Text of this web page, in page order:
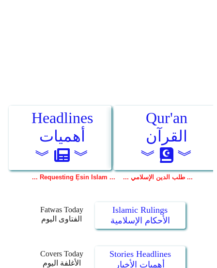
Fatwas Today
الفتاوى اليوم
Islamic Rulings
الأحكام الإسلامية
Covers Today
الأغلفة اليوم
Stories Headlines
أهميات الأخبار